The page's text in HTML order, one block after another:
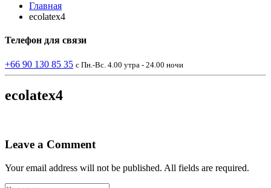
Главная
ecolatex4
Телефон для связи
+66 90 130 85 35 с Пн.-Вс. 4.00 утра - 24.00 ночи
ecolatex4
Leave a Comment
Your email address will not be published. All fields are required.